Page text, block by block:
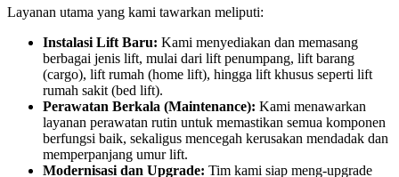
Layanan utama yang kami tawarkan meliputi:
Instalasi Lift Baru: Kami menyediakan dan memasang
berbagai jenis lift, mulai dari lift penumpang, lift barang
(cargo), lift rumah (home lift), hingga lift khusus seperti lift
rumah sakit (bed lift).
Perawatan Berkala (Maintenance): Kami menawarkan
layanan perawatan rutin untuk memastikan semua komponen
berfungsi baik, sekaligus mencegah kerusakan mendadak dan
memperpanjang umur lift.
Modernisasi dan Upgrade: Tim kami siap meng-upgrade